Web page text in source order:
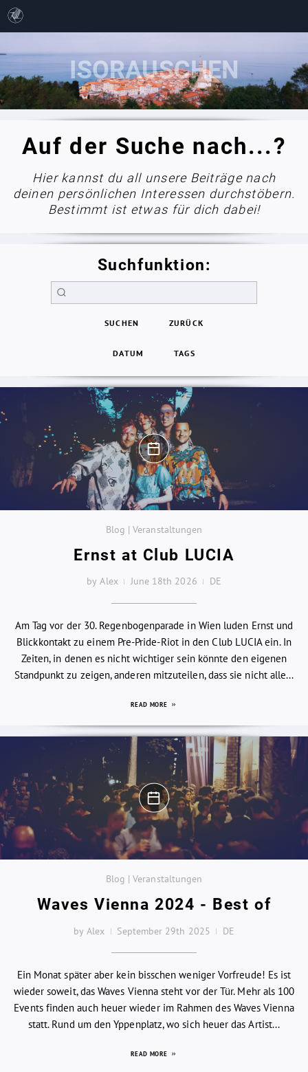
Auf der Suche nach...?
Hier kannst du all unsere Beiträge nach
deinen persönlichen Interessen durchstöbern.
Bestimmt ist etwas für dich dabei!
Suchfunktion:
SUCHEN ZURÜCK
DATUM TAGS
Blog | Veranstaltungen
Ernst at Club LUCIA
by Alex June 18th 2026 DE
Am Tag vor der 30. Regenbogenparade in Wien luden Ernst und
Blickkontakt zu einem Pre-Pride-Riot in den Club LUCIA ein. In
Zeiten, in denen es nicht wichtiger sein könnte den eigenen
Standpunkt zu zeigen, anderen mitzuteilen, dass sie nicht alle...
READ MORE
Blog | Veranstaltungen
Waves Vienna 2024 - Best of
by Alex September 29th 2025 DE
Ein Monat später aber kein bisschen weniger Vorfreude! Es ist
wieder soweit, das Waves Vienna steht vor der Tür. Mehr als 100
Events finden auch heuer wieder im Rahmen des Waves Vienna
statt. Rund um den Yppenplatz, wo sich heuer das Artist...
READ MORE